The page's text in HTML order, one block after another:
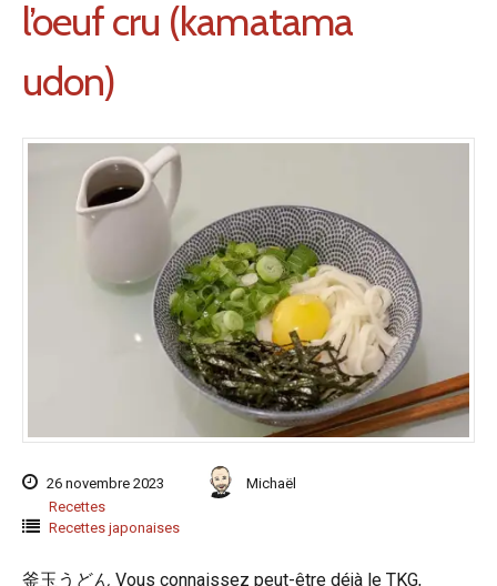
l’oeuf cru (kamatama
udon)
26 novembre 2023
Michaël
Recettes
Recettes japonaises
釜玉うどん Vous connaissez peut-être déjà le TKG,